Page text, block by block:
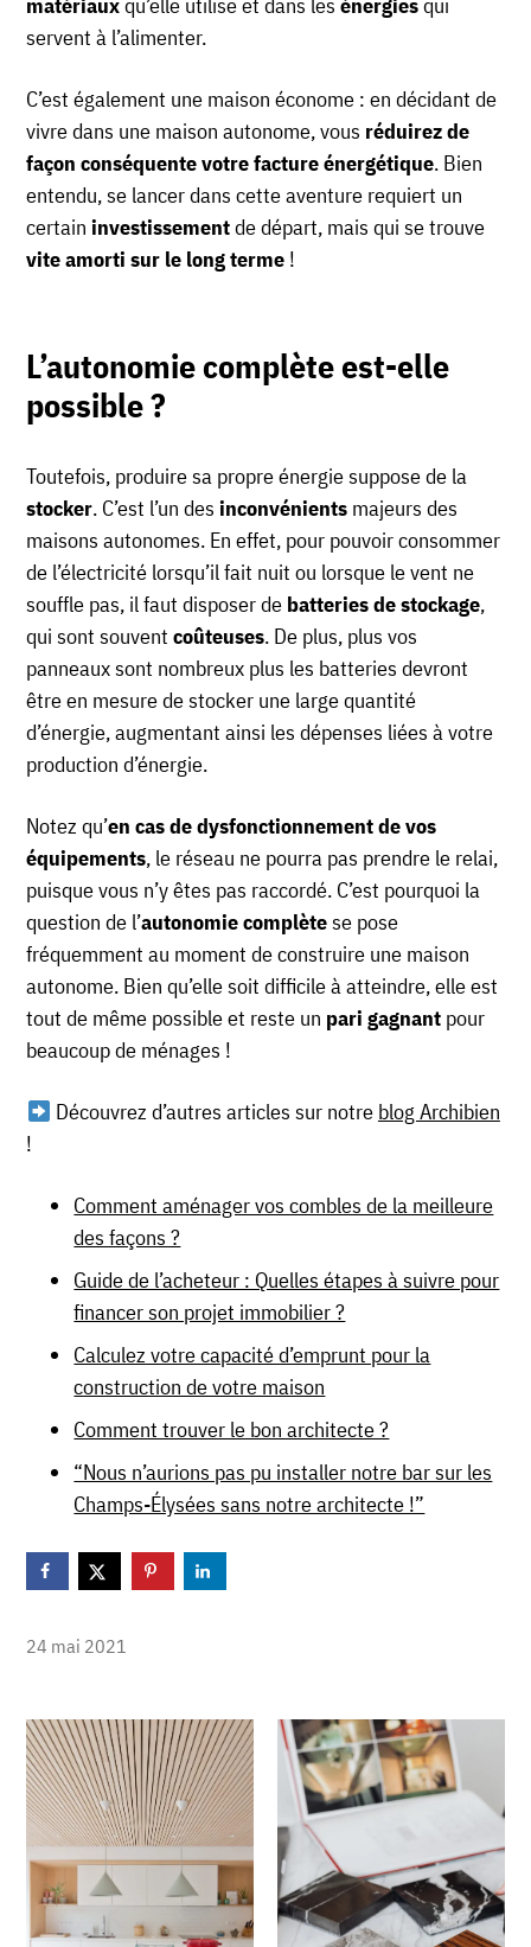
servent à l’alimenter.
C’est également une maison économe : en décidant de
vivre dans une maison autonome, vous réduirez de
façon conséquente votre facture énergétique. Bien
entendu, se lancer dans cette aventure requiert un
certaininvestissementde départ, mais qui se trouve
vite amorti sur le long terme !
L’autonomie complète est-elle
possible ?
Toutefois, produire sa propre énergie suppose de la
stocker. C’est l’un desinconvénients majeurs des
maisons autonomes. En effet, pour pouvoir consommer
de l’électricité lorsqu’il fait nuit ou lorsque le vent ne
souffle pas, il faut disposer de batteries de stockage,
qui sont souventcoûteuses. De plus, plus vos
panneaux sont nombreux plus les batteries devront
être en mesure de stocker une large quantité
d’énergie, augmentant ainsi les dépenses liées à votre
production d’énergie.
Notez qu’en cas de dysfonctionnement de vos
équipements, le réseau ne pourra pas prendre le relai,
puisque vous n’y êtes pas raccordé. C’est pourquoi la
question de l’autonomie complètese pose
fréquemment au moment de construire une maison
autonome. Bien qu’elle soit difficile à atteindre, elle est
tout de même possible et reste un pari gagnant pour
beaucoup de ménages !
Découvrez d’autres articles sur notre blog Archibien
!
Comment aménager vos combles de la meilleure
des façons ?
Guide de l’acheteur : Quelles étapes à suivre pour
financer son projet immobilier ?
Calculez votre capacité d’emprunt pour la
construction de votre maison
Comment trouver le bon architecte ?
“Nous n’aurions pas pu installer notre bar sur les
Champs-Élysées sans notre architecte !”
24 mai 2021